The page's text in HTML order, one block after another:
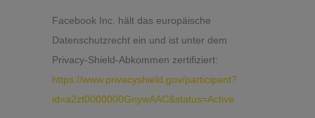
Facebook Inc. hält das europäische
Datenschutzrecht ein und ist unter dem
Privacy-Shield-Abkommen zertifiziert:
https://www.privacyshield.gov/participant?
id=a2zt0000000GnywAAC&status=Active